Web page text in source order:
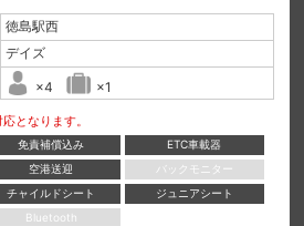
徳島駅西
デイズ
×4 ×1
となります。
免責補償込み
ETC車載器
空港送迎
バックモニター
チャイルドシート
ジュニアシート
Bluetooth